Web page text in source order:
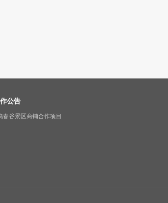
公告
春谷景区商铺合作项目